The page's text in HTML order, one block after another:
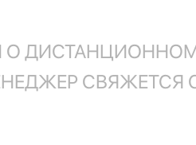
ДИСТАНЦИОННОМ
СВЯЖЕТСЯ